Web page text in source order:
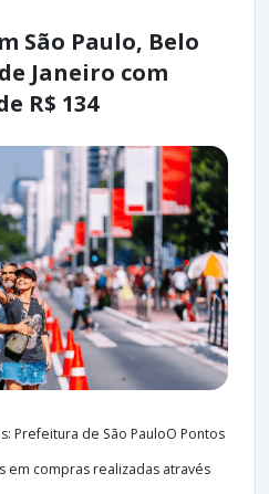
São Paulo, Belo
Janeiro com
R$ 134
Prefeitura de São PauloO Pontos
em compras realizadas através